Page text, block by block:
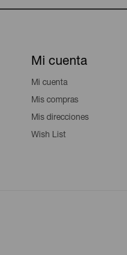
Mi cuenta
Mi cuenta
Mis compras
Mis direcciones
Wish List